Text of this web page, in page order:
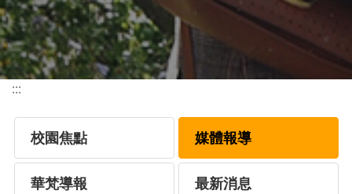
:::
校園焦點 媒體報導
華梵導報 最新消息